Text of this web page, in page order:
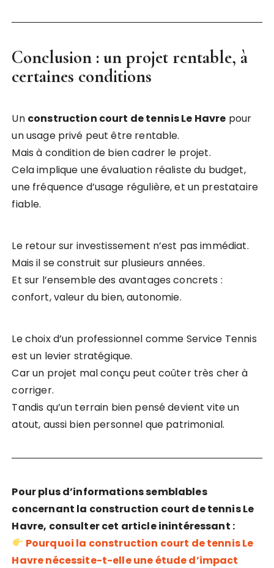
Conclusion : un projet rentable, à
certaines conditions
Un construction court de tennis Le Havre pour
un usage privé peut être rentable.
Mais à condition de bien cadrer le projet.
Cela implique une évaluation réaliste du budget,
une fréquence d’usage régulière, et un prestataire
fiable.
Le retour sur investissement n’est pas immédiat.
Mais il se construit sur plusieurs années.
Et sur l’ensemble des avantages concrets :
confort, valeur du bien, autonomie.
Le choix d’un professionnel comme Service Tennis
est un levier stratégique.
Car un projet mal conçu peut coûter très cher à
corriger.
Tandis qu’un terrain bien pensé devient vite un
atout, aussi bien personnel que patrimonial.
Pour plus d’informations semblables
concernant la construction court de tennis Le
Havre, consulter cet article inintéressant :
Pourquoi la construction court de tennis Le
Havre nécessite-t-elle une étude d’impact